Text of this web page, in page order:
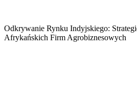
Odkrywanie Rynku Indyjskiego:
Afrykańskich Firm Agrobiznesowych